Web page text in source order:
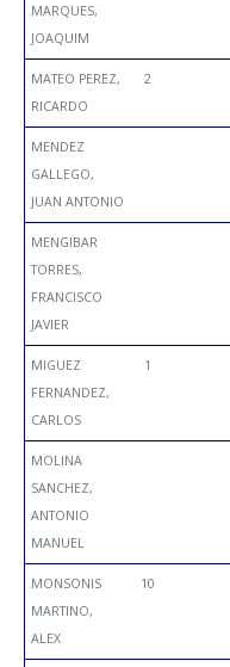
MARQUES,
JOAQUIM
MATEO PEREZ,
RICARDO
2
MENDEZ
GALLEGO,
JUAN ANTONIO
MENGIBAR
TORRES,
FRANCISCO
JAVIER
MIGUEZ
FERNANDEZ,
CARLOS
1
MOLINA
SANCHEZ,
ANTONIO
MANUEL
MONSONIS
MARTINO,
ALEX
10